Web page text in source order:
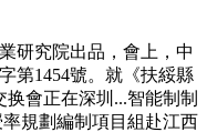
研究院出品，會上，中
第1454號。就《扶綏縣
會正在深圳...智能制制
規劃編制項目組赴江西